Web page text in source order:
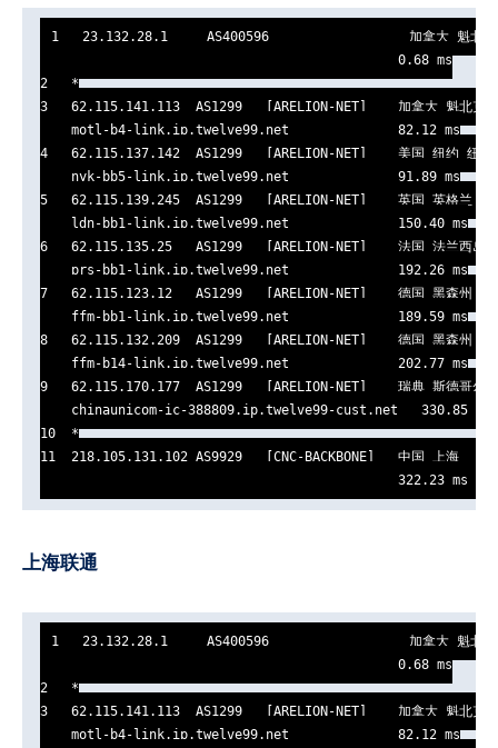
1   23.132.28.1     AS400596                  加拿大 魁北
                                              0.68 ms
2   *
3   62.115.141.113  AS1299   [ARELION-NET]    加拿大 魁北
    motl-b4-link.ip.twelve99.net              82.12 ms
4   62.115.137.142  AS1299   [ARELION-NET]    美国 纽约 纽
    nyk-bb5-link.ip.twelve99.net              91.89 ms
5   62.115.139.245  AS1299   [ARELION-NET]    英国 英格兰
    ldn-bb1-link.ip.twelve99.net              150.40 ms
6   62.115.135.25   AS1299   [ARELION-NET]    法国 法兰西
    prs-bb1-link.ip.twelve99.net              192.26 ms
7   62.115.123.12   AS1299   [ARELION-NET]    德国 黑森州 美
    ffm-bb1-link.ip.twelve99.net              189.59 ms
8   62.115.132.209  AS1299   [ARELION-NET]    德国 黑森州
    ffm-b14-link.ip.twelve99.net              202.77 ms
9   62.115.170.177  AS1299   [ARELION-NET]    瑞典 斯德哥尔
    chinaunicom-ic-388809.ip.twelve99-cust.net   330.85 ms
10  *
11  218.105.131.102 AS9929   [CNC-BACKBONE]   中国 上海
                                              322.23 ms
上海联通
1   23.132.28.1     AS400596                  加拿大 魁北
                                              0.68 ms
2   *
3   62.115.141.113  AS1299   [ARELION-NET]    加拿大 魁北
    motl-b4-link.ip.twelve99.net              82.12 ms